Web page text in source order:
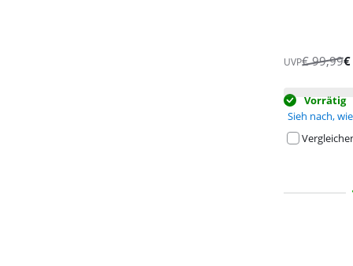
UVP€99,99€
Vorrätig
Sieh nach,